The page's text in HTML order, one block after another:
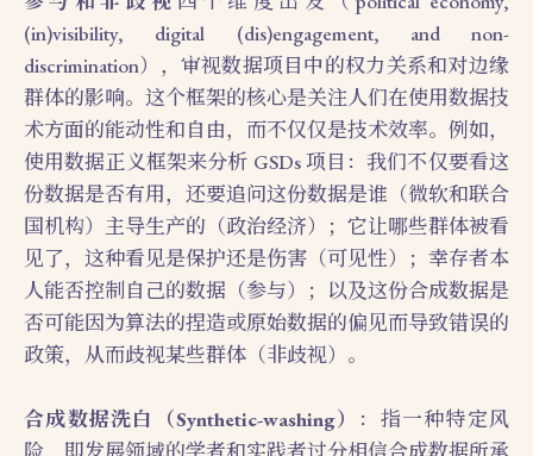
(in)visibility, digital (dis)engagement, and non-
discrimination），审视数据项目中的权力关系和对边缘
群体的影响。这个框架的核心是关注人们在使用数据技
术方面的能动性和自由，而不仅仅是技术效率。例如，
使用数据正义框架来分析 GSDs 项目：我们不仅要看这
份数据是否有用，还要追问这份数据是谁（微软和联合
国机构）主导生产的（政治经济）；它让哪些群体被看
见了，这种看见是保护还是伤害（可见性）；幸存者本
人能否控制自己的数据（参与）；以及这份合成数据是
否可能因为算法的捏造或原始数据的偏见而导致错误的
政策，从而歧视某些群体（非歧视）。
合成数据洗白（Synthetic-washing）
：指一种特定风